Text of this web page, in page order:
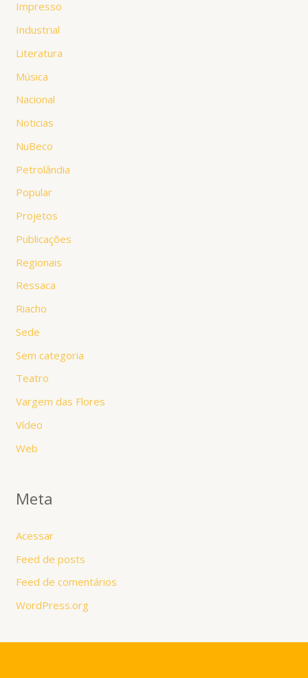
Impresso
Industrial
Literatura
Música
Nacional
Noticias
NuBeco
Petrolândia
Popular
Projetos
Publicações
Regionais
Ressaca
Riacho
Sede
Sem categoria
Teatro
Vargem das Flores
Vídeo
Web
Meta
Acessar
Feed de posts
Feed de comentários
WordPress.org